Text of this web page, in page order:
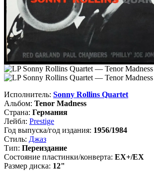
Исполнитель: Sonny Rollins Quartet
Альбом: Tenor Madness
Страна: Германия
Лейбл: Prestige
Год выпуска/год издания: 1956/1984
Стиль: Джаз
Тип: Переиздание
Состояние пластинки/конверта: EX+/EX
Размер диска: 12"